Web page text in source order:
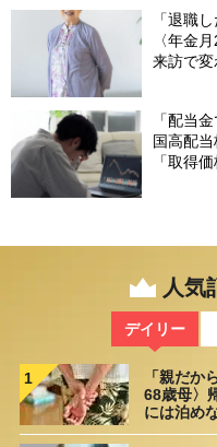
「退職
〈年金
来訪で
「配当
国高配当
「取得
人気
デイリー
1
「親だか
68歳母〉
には泊め